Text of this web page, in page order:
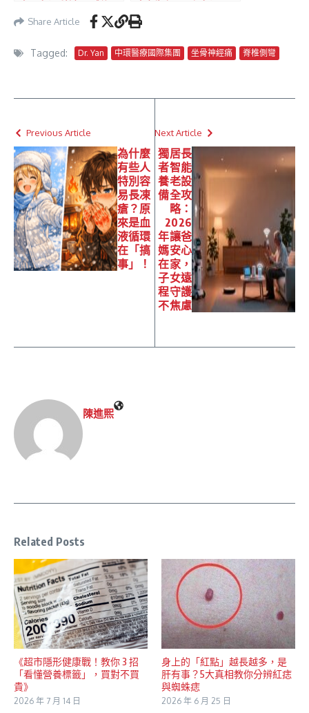
「從繃緊的弦到自在」的
演奏家
Share Article
Tagged: Dr. Yan 中環醫療國際集團 坐骨神經痛 脊椎側彎
Previous Article
為什麼
有些人
特別容
易長凍
瘡？原
來是血
液循環
在「搞
事」！
Next Article
獨居長
者智能
養老設
備全攻
略：
2026
年讓爸
媽安心
在家，
子女遠
程守護
不焦慮
陳進𤋮
Related Posts
《超市隱形健康戰！教你 3 招
「看懂營養標籤」，買對不買
貴》
2026 年 7 月 14 日
身上的「紅點」越長越多，是
肝有事？5大真相教你分辨紅痣
與蜘蛛痣
2026 年 6 月 25 日